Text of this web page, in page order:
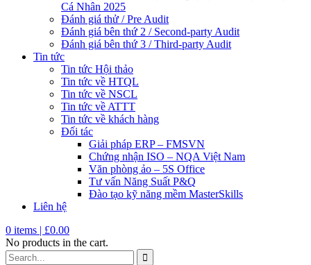
Cá Nhân 2025
Đánh giá thử / Pre Audit
Đánh giá bên thứ 2 / Second-party Audit
Đánh giá bên thứ 3 / Third-party Audit
Tin tức
Tin tức Hội thảo
Tin tức về HTQL
Tin tức về NSCL
Tin tức về ATTT
Tin tức về khách hàng
Đối tác
Giải pháp ERP – FMSVN
Chứng nhận ISO – NQA Việt Nam
Văn phòng ảo – 5S Office
Tư vấn Năng Suất P&Q
Đào tạo kỹ năng mềm MasterSkills
Liên hệ
0 items | £0.00
No products in the cart.